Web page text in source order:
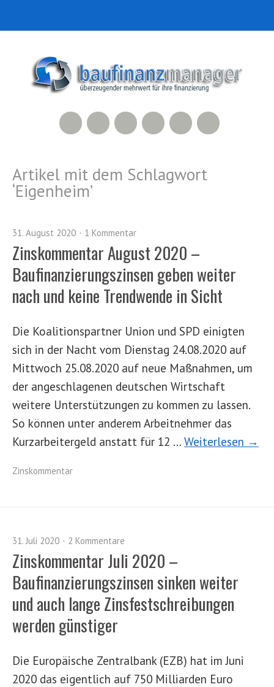
Facebook
500px
LinkedIn
Xing
RSS Feed
Artikel mit dem Schlagwort
‘Eigenheim’
31. August 2020 1 Kommentar
Zinskommentar August 2020 –
Baufinanzierungszinsen geben weiter
nach und keine Trendwende in Sicht
Die Koalitionspartner Union und SPD einigten
sich in der Nacht vom Dienstag 24.08.2020 auf
Mittwoch 25.08.2020 auf neue Maßnahmen, um
der angeschlagenen deutschen Wirtschaft
weitere Unterstützungen zu kommen zu lassen.
So können unter anderem Arbeitnehmer das
Kurzarbeitergeld anstatt für 12 … Weiterlesen →
Zinskommentar
31. Juli 2020 2 Kommentare
Zinskommentar Juli 2020 –
Baufinanzierungszinsen sinken weiter
und auch lange Zinsfestschreibungen
werden günstiger
Die Europäische Zentralbank (EZB) hat im Juni
2020 das eigentlich auf 750 Milliarden Euro